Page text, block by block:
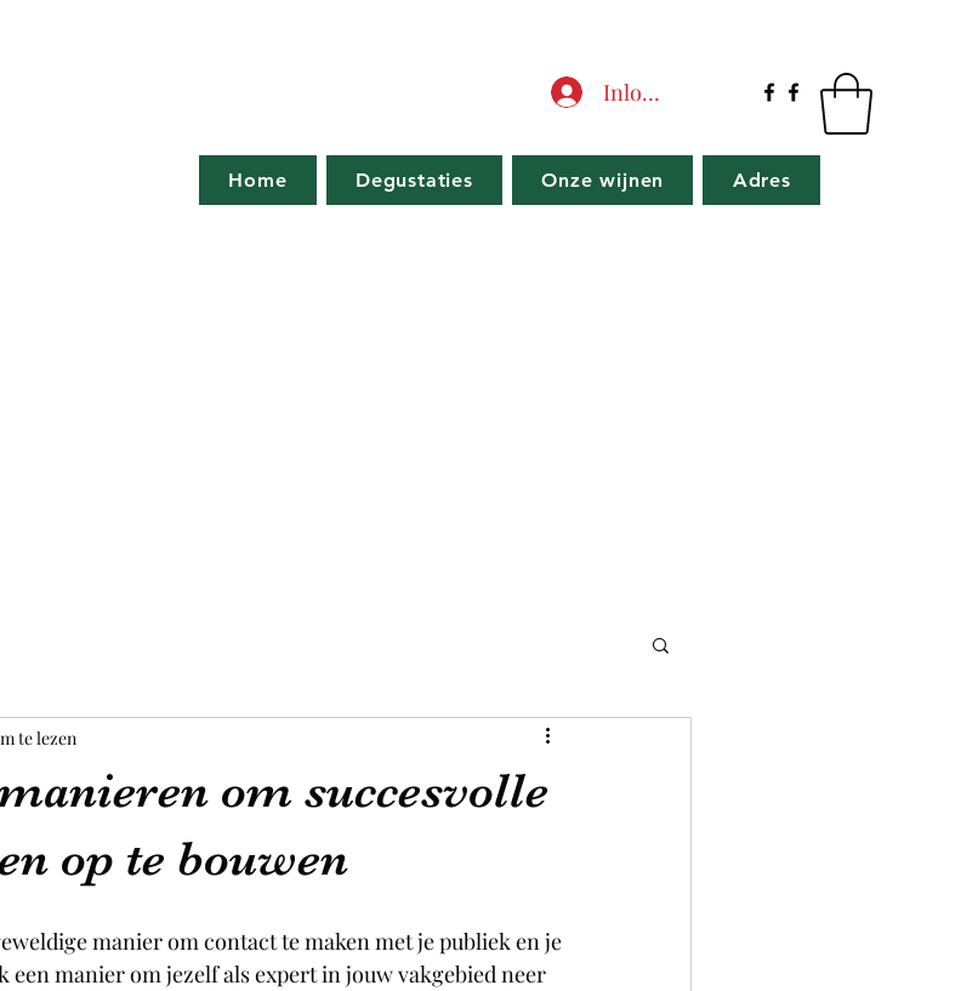
Home Degustaties Onze wijnen Adres
Inloggen
om succesvolle
op te bouwen
te lezen
manier om contact te maken met je publiek en je
een manier om jezelf als expert in jouw vakgebied neer